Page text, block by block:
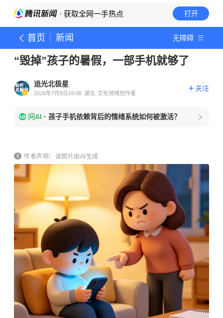
· 获取全网一手热点 打开
首页 新闻 无障碍
“毁掉”孩子的暑假，一部手机就够了
追光北极星
2026年7月9日16:08 湖北 文化领域创作者
关注
问AI · 孩子手机依赖背后的情绪系统如何被激活？
作者声明：该图片由AI生成